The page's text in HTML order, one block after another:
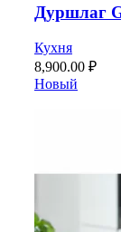
Дуршлаг
Кухня
8,900.00 ₽
Новый